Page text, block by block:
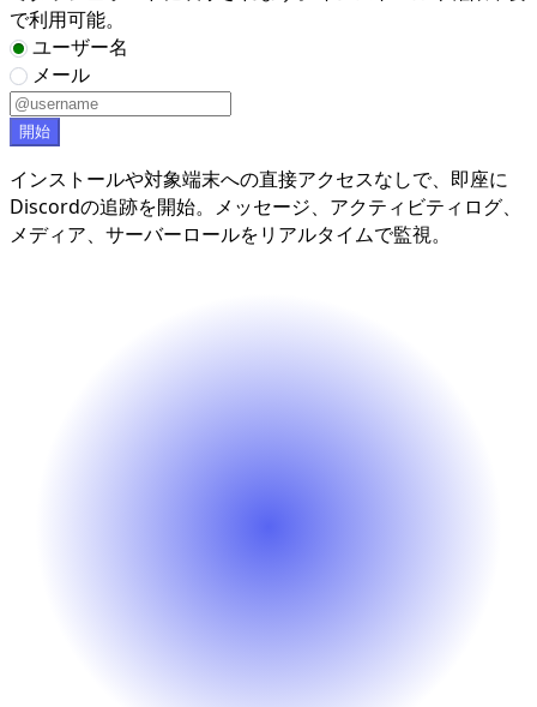
で利用可能。
ユーザー名
メール
開始
インストールや対象端末への直接アクセスなしで、即座に
Discordの追跡を開始。メッセージ、アクティビティログ、
メディア、サーバーロールをリアルタイムで監視。